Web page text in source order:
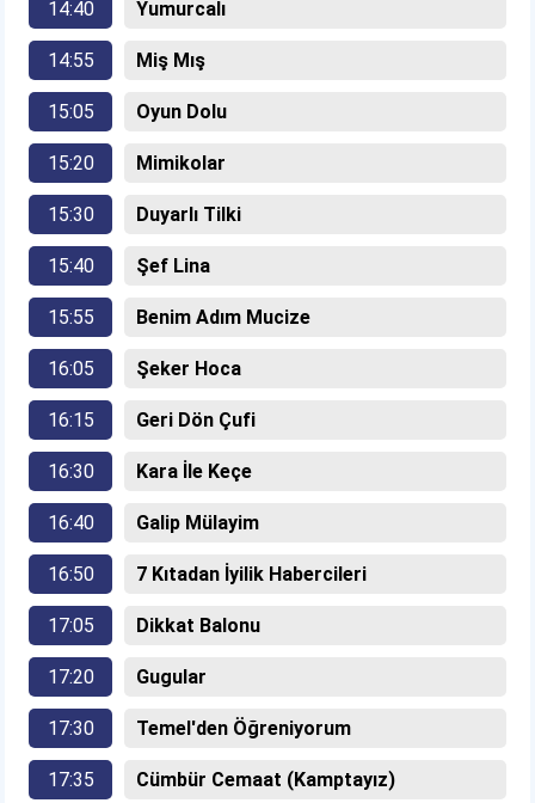
14:40 Yumurcalı
14:55 Miş Mış
15:05 Oyun Dolu
15:20 Mimikolar
15:30 Duyarlı Tilki
15:40 Şef Lina
15:55 Benim Adım Mucize
16:05 Şeker Hoca
16:15 Geri Dön Çufi
16:30 Kara İle Keçe
16:40 Galip Mülayim
16:50 7 Kıtadan İyilik Habercileri
17:05 Dikkat Balonu
17:20 Gugular
17:30 Temel'den Öğreniyorum
17:35 Cümbür Cemaat (Kamptayız)